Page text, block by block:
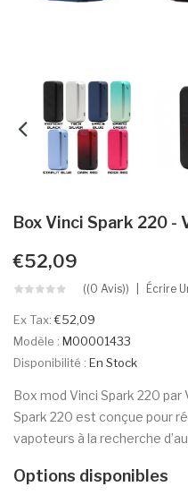
Box Vinci Spark 220 -
€52,09
((0 Avis)) Écrire
Ex Tax:€52,09
Modèle : M00001433
Disponibilité : En Stock
Box mod Vinci Spark 220
Spark 220 est conçue pour
vapoteurs à la recherche
Options disponibles